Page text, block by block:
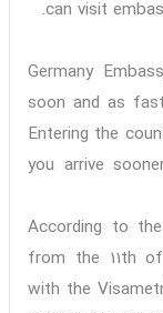
can visit
Germany
soon and as
Entering the
you arrive
According to
from the 11th
with the